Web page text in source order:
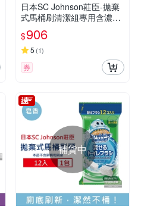
日本SC Johnson莊臣-拋棄
式馬桶刷清潔組專用含濃縮
洗劑替換刷頭補充包-皂香
(新藍)24入/大包(本品不含
刷柄和刷架)
$906
5 (1)
券
補貨中